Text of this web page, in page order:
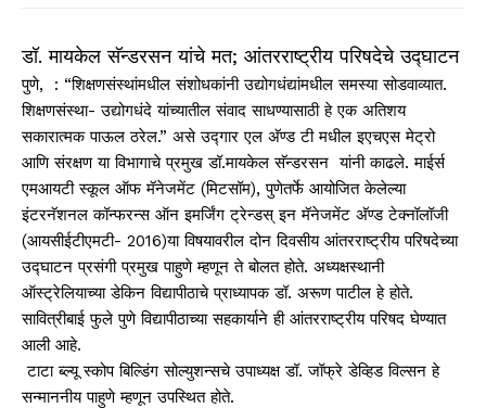
डॉ. मायकेल सॅन्डरसन यांचे मत; आंतरराष्ट्रीय परिषदेचे उद्घाटन
पुणे, : “शिक्षणसंस्थांमधील संशोधकांनी उद्योगधंद्यांमधील समस्या सोडवाव्यात.
शिक्षणसंस्था- उद्योगधंदे यांच्यातील संवाद साधण्यासाठी हे एक अतिशय
सकारात्मक पाऊल ठरेल.” असे उद्गार एल अ‍ॅण्ड टी मधील इएचएस मेट्रो
आणि संरक्षण या विभागाचे प्रमुख डॉ.मायकेल सॅन्डरसन यांनी काढले. माईर्स
एमआयटी स्कूल ऑफ मॅनेजमेंट (मिटसॉम), पुणेतर्फे आयोजित केलेल्या
इंटरनॅशनल कॉन्फरन्स ऑन इमर्जिंग ट्रेन्डस् इन मॅनेजमेंट अ‍ॅण्ड टेक्नॉलॉजी
(आयसीईटीएमटी- 2016)या विषयावरील दोन दिवसीय आंतरराष्ट्रीय परिषदेच्या
उद्घाटन प्रसंगी प्रमुख पाहुणे म्हणून ते बोलत होते. अध्यक्षस्थानी
ऑस्ट्रेलियाच्या डेकिन विद्यापीठाचे प्राध्यापक डॉ. अरूण पाटील हे होते.
सावित्रीबाई फुले पुणे विद्यापीठाच्या सहकार्याने ही आंतरराष्ट्रीय परिषद घेण्यात
आली आहे.
टाटा ब्ल्यू स्कोप बिल्डिंग सोल्युशन्सचे उपाध्यक्ष डॉ. जॉफ्रे डेव्हिड विल्सन हे
सन्माननीय पाहुणे म्हणून उपस्थित होते.